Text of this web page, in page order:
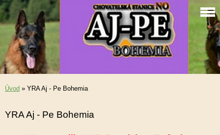
Úvod » YRA Aj - Pe Bohemia
YRA Aj - Pe Bohemia